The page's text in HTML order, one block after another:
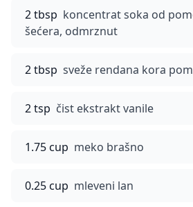
2 tbsp koncentrat soka od
šećera, odmrznut
2 tbsp sveže rendana kora
2 tsp čist ekstrakt vanile
1.75 cup meko brašno
0.25 cup mleveni lan